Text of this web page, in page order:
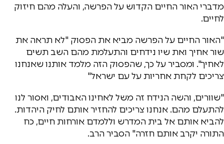
מדברי האור החיים הקדוש על הפרשה, והעלה מהם חיזוק
לחיים.
"האור החיים על הפרשה מביא את הפסוק "לא תראה את
שור אחיך ואת שיו נידחים והתעלמת מהם השב תשים
לאחיך". ומסביר על כך, שהפסוק הזה מלמד אותנו שאנחנו
צריכים לקחת אחריות על עם ישראל"
"שוורים, והשה הנידח זה משל לאחינו האבודים, ואסור לנו
להתעלם מהם. אנחנו צריכים להחזיר אותם לחיק היהדות.
להביא אותם אל בית המדרש וללמדם אורחות חיים, כח
התורה יקרב אותם חזרה" הסביר הרב.